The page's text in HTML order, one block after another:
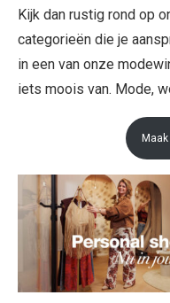
Kijk dan rustig rond op
categorieën die je
in een van onze
iets moois van. Mode,